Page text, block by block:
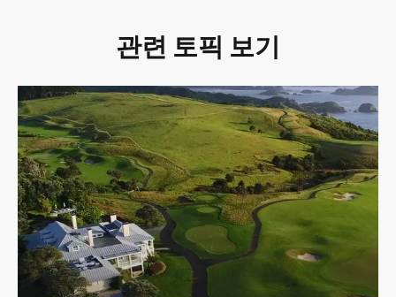
관련 토픽 보기